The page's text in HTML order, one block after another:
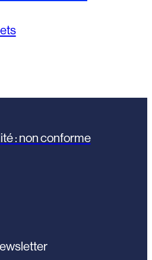
: non conforme